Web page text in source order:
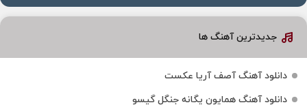
جدیدترین آهنگ ها
دانلود آهنگ آصف آریا عکست
دانلود آهنگ همایون یگانه جنگل گیسو